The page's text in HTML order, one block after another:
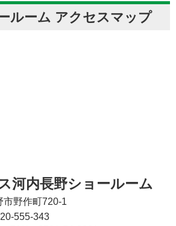
ルーム アクセスマップ
河内長野ショールーム
市野作町720-1
555-343